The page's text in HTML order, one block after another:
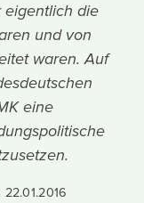
eigentlich die
und von
waren. Auf
eine
22.01.2016